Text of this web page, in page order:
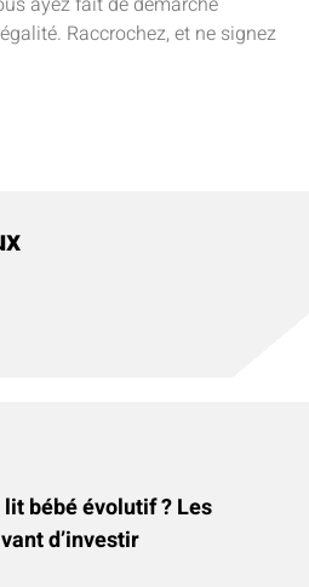
Raccrochez, et ne signez
bébé évolutif ? Les
d’investir